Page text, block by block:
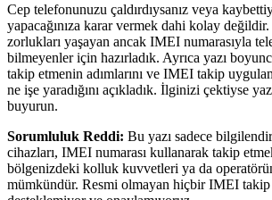
Cep telefonunuzu çaldırdıysanız veya
yapacağınıza karar vermek dahi kolay değildir.
zorlukları yaşayan ancak IMEI numarasıyla
bilmeyenler için hazırladık. Ayrıca yazı
takip etmenin adımlarını ve IMEI takip
ne işe yaradığını açıkladık. İlginizi çektiyse
buyurun.
Sorumluluk Reddi: Bu yazı sadece
cihazları, IMEI numarası kullanarak takip
bölgenizdeki kolluk kuvvetleri ya da
mümkündür. Resmi olmayan hiçbir IMEI